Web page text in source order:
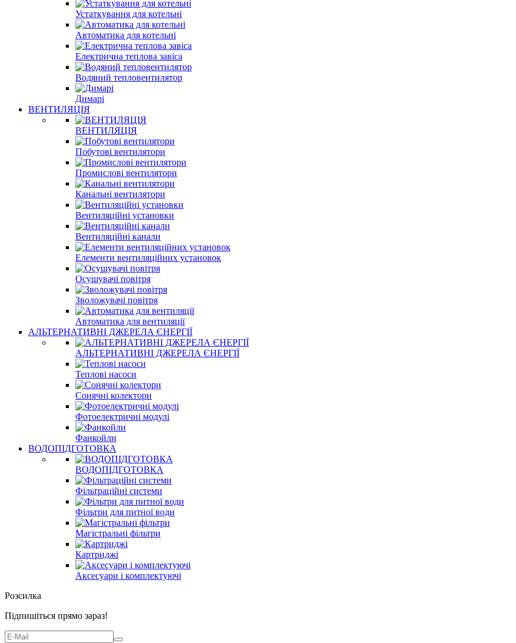
Устаткування для котельні
Автоматика для котельні
Електрична теплова завіса
Водяний тепловентилятор
Димарі
ВЕНТИЛЯЦІЯ
ВЕНТИЛЯЦІЯ
Побутові вентилятори
Промислові вентилятори
Канальні вентилятори
Вентиляційні установки
Вентиляційні канали
Елементи вентиляційних установок
Осушувачі повітря
Зволожувачі повітря
Автоматика для вентиляції
АЛЬТЕРНАТИВНІ ДЖЕРЕЛА ЄНЕРГІЇ
АЛЬТЕРНАТИВНІ ДЖЕРЕЛА ЄНЕРГІЇ
Теплові насоси
Сонячні колектори
Фотоелектричні модулі
Фанкойли
ВОДОПІДГОТОВКА
ВОДОПІДГОТОВКА
Фільтраційні системи
Фільтри для питної води
Магістральні фільтри
Картриджі
Аксесуари і комплектуючі
Розсилка
Підпишіться прямо зараз!